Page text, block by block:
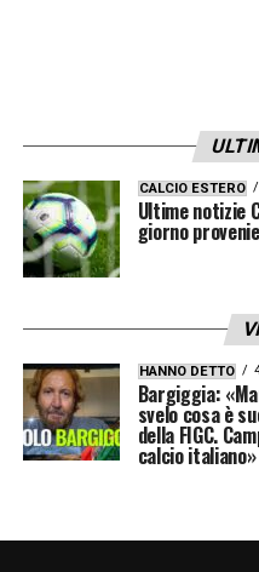
CALCIO ESTERO
Ultime notizie
giorno
HANNO DETTO
Bargiggia:
svelo cosa è
della FIGC.
calcio italiano»